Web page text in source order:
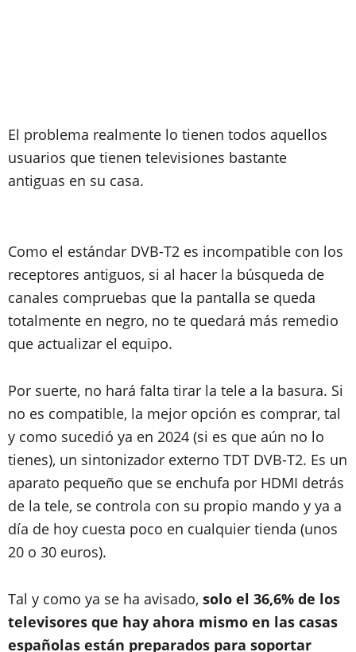
El problema realmente lo tienen todos aquellos
usuarios que tienen televisiones bastante
antiguas en su casa.
Como el estándar DVB-T2 es incompatible con los
receptores antiguos, si al hacer la búsqueda de
canales compruebas que la pantalla se queda
totalmente en negro, no te quedará más remedio
que actualizar el equipo.
Por suerte, no hará falta tirar la tele a la basura. Si
no es compatible, la mejor opción es comprar, tal
y como sucedió ya en 2024 (si es que aún no lo
tienes), un sintonizador externo TDT DVB-T2. Es un
aparato pequeño que se enchufa por HDMI detrás
de la tele, se controla con su propio mando y ya a
día de hoy cuesta poco en cualquier tienda (unos
20 o 30 euros).
Tal y como ya se ha avisado, solo el 36,6% de los
televisores que hay ahora mismo en las casas
españolas están preparados para soportar